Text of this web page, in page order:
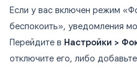
Если у вас включен режим
беспокоить», уведомления
Перейдите в Настройки >
отключите его, либо